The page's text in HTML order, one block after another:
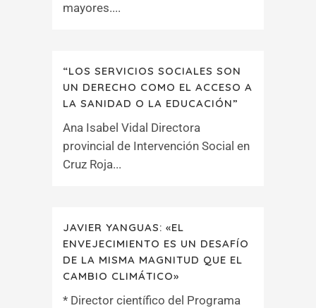
mayores....
“LOS SERVICIOS SOCIALES SON
UN DERECHO COMO EL ACCESO A
LA SANIDAD O LA EDUCACIÓN”
Ana Isabel Vidal Directora
provincial de Intervención Social en
Cruz Roja...
JAVIER YANGUAS: «EL
ENVEJECIMIENTO ES UN DESAFÍO
DE LA MISMA MAGNITUD QUE EL
CAMBIO CLIMÁTICO»
* Director científico del Programa